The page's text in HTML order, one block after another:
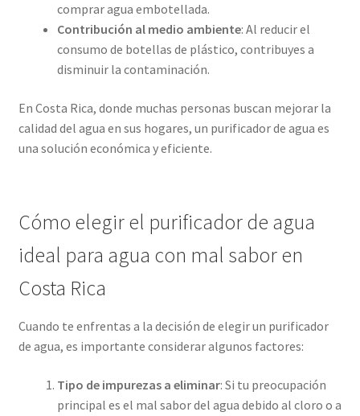
comprar agua embotellada.
Contribución al medio ambiente: Al reducir el
consumo de botellas de plástico, contribuyes a
disminuir la contaminación.
En Costa Rica, donde muchas personas buscan mejorar la
calidad del agua en sus hogares, un purificador de agua es
una solución económica y eficiente.
Cómo elegir el purificador de agua
ideal para agua con mal sabor en
Costa Rica
Cuando te enfrentas a la decisión de elegir un purificador
de agua, es importante considerar algunos factores:
Tipo de impurezas a eliminar: Si tu preocupación
principal es el mal sabor del agua debido al cloro o a